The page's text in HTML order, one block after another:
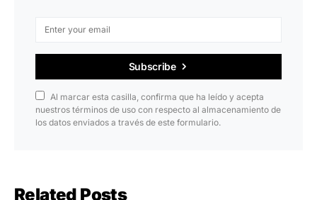
Subscribe
Al marcar esta casilla, confirma que ha leído y acepta
nuestros términos de uso con respecto al almacenamiento de
los datos enviados a través de este formulario.
Related Posts